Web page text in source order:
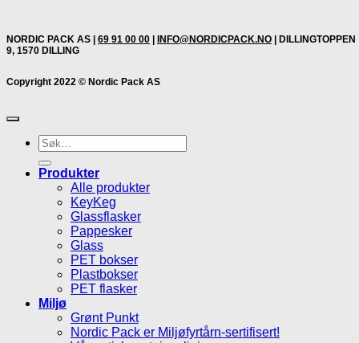
NORDIC PACK AS | 69 91 00 00 INFO@NORDICPACK.NO | DILLINGTOPPEN
9, 1570 DILLING
Copyright 2022 © Nordic Pack AS
Søk
etter:
Produkter
Alle produkter
KeyKeg
Glassflasker
Pappesker
Glass
PET bokser
Plastbokser
PET flasker
Miljø
Grønt Punkt
Nordic Pack er Miljøfyrtårn-sertifisert!